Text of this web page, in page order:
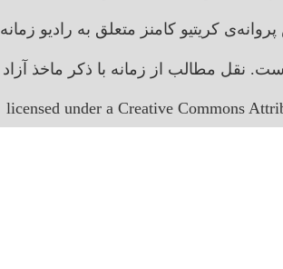
کریتیو کامنز متعلق به رادیو زمانه
نقل مطالب از زمانه با ذکر ماخذ آزاد
licensed under a Creative Commons